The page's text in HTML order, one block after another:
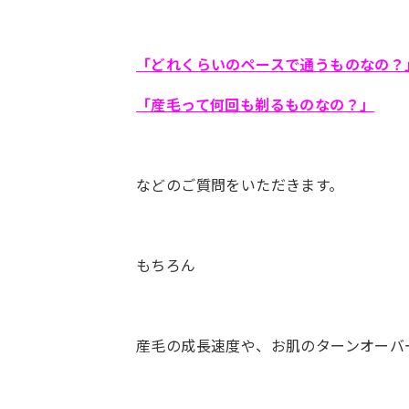
「どれくらいのペースで通うものなの？」
「産毛って何回も剃るものなの？」
などのご質問をいただきます。
もちろん
産毛の成長速度や、お肌のターンオー